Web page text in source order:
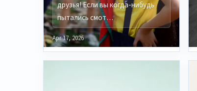
друзья! Если вы когда-нибудь
пытались смот…
Apr 17, 2026